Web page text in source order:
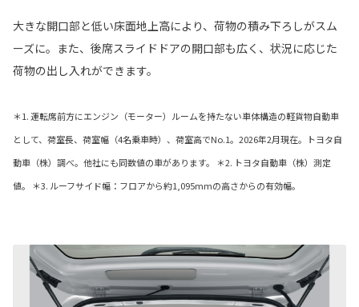
大きな開口部と低い床面地上高により、荷物の積み下ろしがスム
ーズに。また、後席スライドドアの開口部も広く、状況に応じた
荷物の出し入れができます。
＊1. 運転席前方にエンジン（モーター）ルームを持たない車体構造の軽貨物自動車
として、荷室長、荷室幅（4名乗車時）、荷室高でNo.1。2026年2月現在。トヨタ自
動車（株）調べ。他社にも同数値の車があります。 ＊2. トヨタ自動車（株）測定
値。 ＊3. ルーフサイド幅：フロアから約1,095mmの高さからの有効幅。